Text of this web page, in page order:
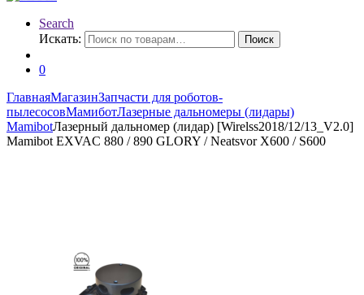
Search
Искать:
Поиск
0
ГлавнаяМагазинЗапчасти для роботов-
пылесосовМамиботЛазерные дальномеры (лидары)
MamibotЛазерный дальномер (лидар) [Wirelss2018/12/13_V2.0]
Mamibot EXVAC 880 / 890 GLORY / Neatsvor X600 / S600